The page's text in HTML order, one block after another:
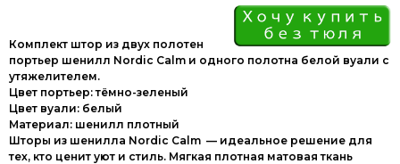
Комплект штор из двух полотен
портьер шенилл Nordic Calm и одного полотна белой вуали с
утяжелителем.
Цвет портьер: тёмно-зеленый
Цвет вуали: белый
Материал: шенилл плотный
Шторы из шенилла Nordic Calm — идеальное решение для
тех, кто ценит уют и стиль. Мягкая плотная матовая ткань